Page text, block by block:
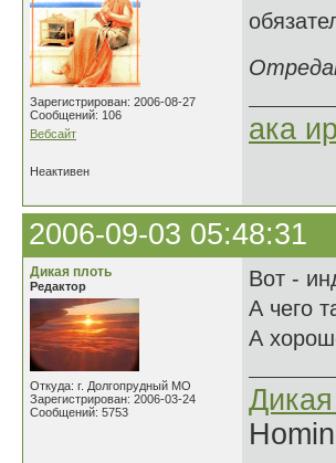
Зарегистрирован: 2006-08-27
Сообщений: 106
Вебсайт
ака
Неактивен
2006-09-03 05:48:31
Дикая плоть
Редактор
Откуда: г. Долгопрудный МО
Зарегистрирован: 2006-03-24
Сообщений: 5753
Вот -
А чего
А